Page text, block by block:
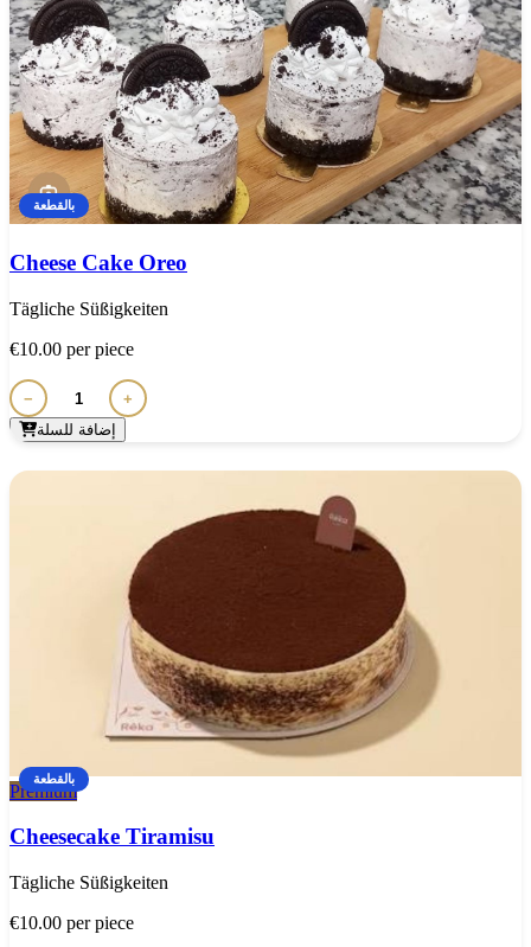
بالقطعة
Cheese Cake Oreo
Tägliche Süßigkeiten
€10.00 per piece
−
+
إضافة للسلة
Premium
بالقطعة
Cheesecake Tiramisu
Tägliche Süßigkeiten
€10.00 per piece